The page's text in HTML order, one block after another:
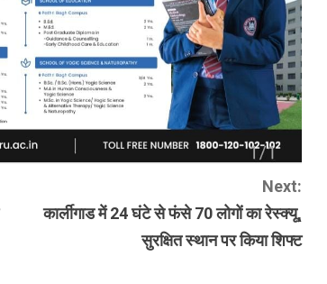
Next:
कार्लीगाड में 24 घंटे से फंसे 70 लोगों का रेस्क्यू,
सुरक्षित स्थान पर किया शिफ्ट